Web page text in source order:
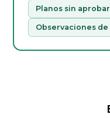
Planos sin aprobar
Observaciones de